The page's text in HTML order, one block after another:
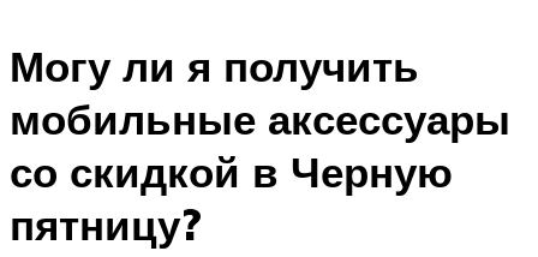
Могу ли я получить
мобильные аксессуары
со скидкой в ​​Черную
пятницу?